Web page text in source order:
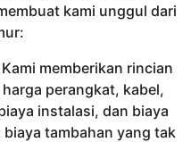
kami unggul dari
Kami memberikan rincian
perangkat, kabel,
instalasi, dan biaya
tambahan yang tak